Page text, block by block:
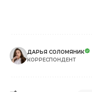
ДАРЬЯ СОЛОМЯНИК
КОРРЕСПОНДЕНТ